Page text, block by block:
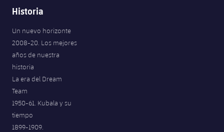
Historia
Un nuevo horizonte
2008-20. Los mejores
años de nuestra
historia
La era del Dream
Team
1950-61. Kubala y su
tiempo
1899-1909.